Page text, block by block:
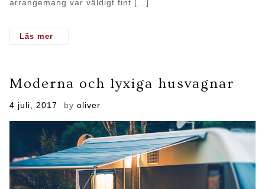
arrangemang var väldigt fint […]
Moderna och lyxiga husvagnar
Posted
4 juli, 2017 by oliver